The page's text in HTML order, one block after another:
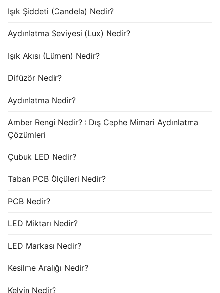
Işık Şiddeti (Candela) Nedir?
Aydınlatma Seviyesi (Lux) Nedir?
Işık Akısı (Lümen) Nedir?
Difüzör Nedir?
Aydınlatma Nedir?
Amber Rengi Nedir? : Dış Cephe Mimari Aydınlatma
Çözümleri
Çubuk LED Nedir?
Taban PCB Ölçüleri Nedir?
PCB Nedir?
LED Miktarı Nedir?
LED Markası Nedir?
Kesilme Aralığı Nedir?
Kelvin Nedir?